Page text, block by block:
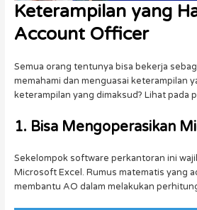
Keterampilan yang
Account Officer
Semua orang tentunya bisa bekerja
memahami dan menguasai keterampilan
keterampilan yang dimaksud? Lihat pada
1. Bisa Mengoperasikan
Sekelompok software perkantoran ini
Microsoft Excel. Rumus matematis yang
membantu AO dalam melakukan